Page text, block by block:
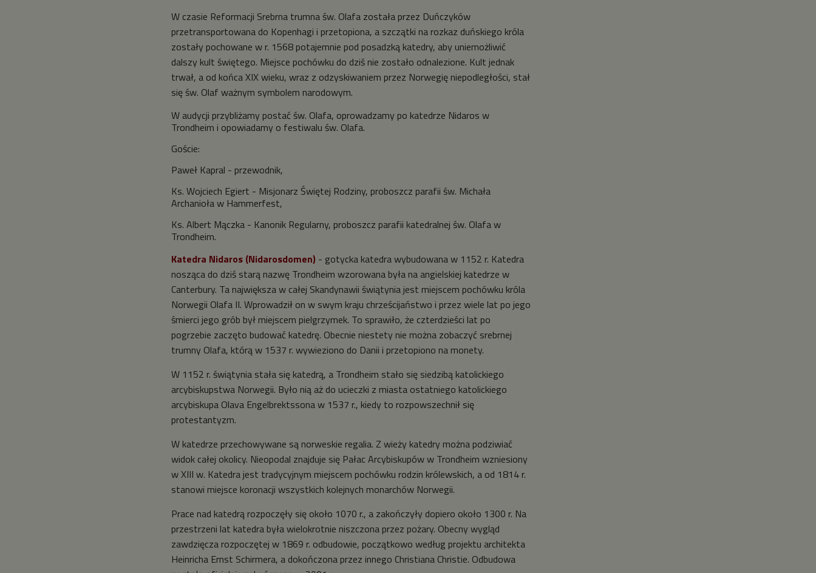
W czasie Reformacji Srebrna trumna św. Olafa została przez Duńczyków
przetransportowana do Kopenhagi i przetopiona, a szczątki na rozkaz duńskiego króla
zostały pochowane w r. 1568 potajemnie pod posadzką katedry, aby uniemożliwić
dalszy kult świętego. Miejsce pochówku do dziś nie zostało odnalezione. Kult jednak
trwał, a od końca XIX wieku, wraz z odzyskiwaniem przez Norwegię niepodległości, stał
się św. Olaf ważnym symbolem narodowym.
W audycji przybliżamy postać św. Olafa, oprowadzamy po katedrze Nidaros w
Trondheim i opowiadamy o festiwalu św. Olafa.
Goście:
Paweł Kapral - przewodnik,
Ks. Wojciech Egiert - Misjonarz Świętej Rodziny, proboszcz parafii św. Michała
Archanioła w Hammerfest,
Ks. Albert Mączka - Kanonik Regularny, proboszcz parafii katedralnej św. Olafa w
Trondheim.
Katedra Nidaros (Nidarosdomen) - gotycka katedra wybudowana w 1152 r. Katedra
nosząca do dziś starą nazwę Trondheim wzorowana była na angielskiej katedrze w
Canterbury. Ta największa w całej Skandynawii świątynia jest miejscem pochówku króla
Norwegii Olafa II. Wprowadził on w swym kraju chrześcijaństwo i przez wiele lat po jego
śmierci jego grób był miejscem pielgrzymek. To sprawiło, że czterdzieści lat po
pogrzebie zaczęto budować katedrę. Obecnie niestety nie można zobaczyć srebrnej
trumny Olafa, którą w 1537 r. wywieziono do Danii i przetopiono na monety.
W 1152 r. świątynia stała się katedrą, a Trondheim stało się siedzibą katolickiego
arcybiskupstwa Norwegii. Było nią aż do ucieczki z miasta ostatniego katolickiego
arcybiskupa Olava Engelbrektssona w 1537 r., kiedy to rozpowszechnił się
protestantyzm.
W katedrze przechowywane są norweskie regalia. Z wieży katedry można podziwiać
widok całej okolicy. Nieopodal znajduje się Pałac Arcybiskupów w Trondheim wzniesiony
w XIII w. Katedra jest tradycyjnym miejscem pochówku rodzin królewskich, a od 1814 r.
stanowi miejsce koronacji wszystkich kolejnych monarchów Norwegii.
Prace nad katedrą rozpoczęły się około 1070 r., a zakończyły dopiero około 1300 r. Na
przestrzeni lat katedra była wielokrotnie niszczona przez pożary. Obecny wygląd
zawdzięcza rozpoczętej w 1869 r. odbudowie, początkowo według projektu architekta
Heinricha Ernst Schirmera, a dokończona przez innego Christiana Christie. Odbudowa